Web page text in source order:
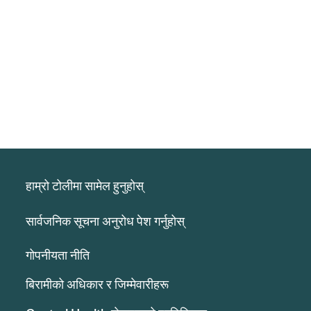
हाम्रो टोलीमा सामेल हुनुहोस्
सार्वजनिक सूचना अनुरोध पेश गर्नुहोस्
गोपनीयता नीति
बिरामीको अधिकार र जिम्मेवारीहरू